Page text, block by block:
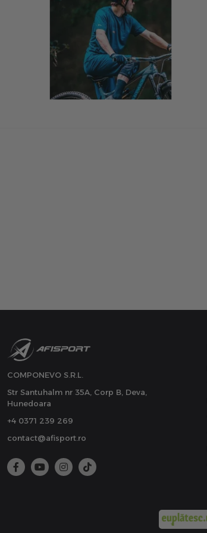
S INTL
XS INTL
COMPONEVO S.R.L.
Str Santuhalm nr 35A, Corp B, Deva,
Hunedoara
+4 0371 239 269
contact@afisport.ro